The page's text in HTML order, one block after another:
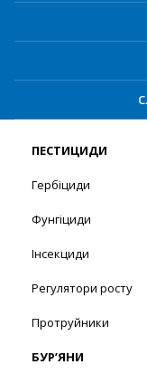
ПЕСТИЦИДИ
Гербіциди
Фунгіциди
Інсекциди
Регулятори росту
Протруйники
БУР’ЯНИ